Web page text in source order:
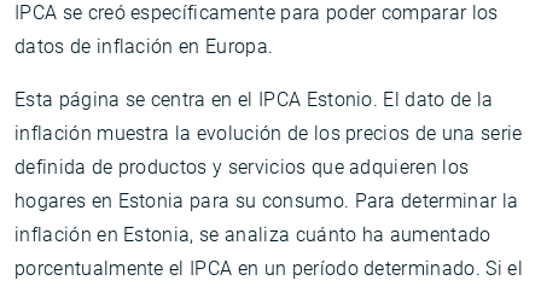
IPCA se creó específicamente para poder comparar los
datos de inflación en Europa.
Esta página se centra en el IPCA Estonio. El dato de la
inflación muestra la evolución de los precios de una serie
definida de productos y servicios que adquieren los
hogares en Estonia para su consumo. Para determinar la
inflación en Estonia, se analiza cuánto ha aumentado
porcentualmente el IPCA en un período determinado. Si el